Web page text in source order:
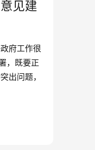
见建
府工作很
，既要正
出问题，